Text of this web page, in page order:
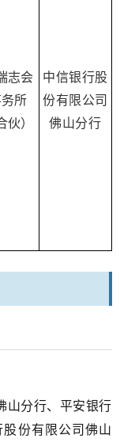
志会
所
伙）
中信银行股
份有限公司
佛山分行
山分行、平安银行
股份有限公司佛山